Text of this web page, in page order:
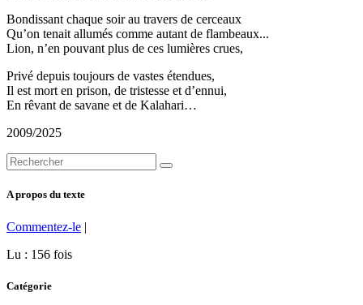
Bondissant chaque soir au travers de cerceaux
Qu’on tenait allumés comme autant de flambeaux...
Lion, n’en pouvant plus de ces lumières crues,
Privé depuis toujours de vastes étendues,
Il est mort en prison, de tristesse et d’ennui,
En rêvant de savane et de Kalahari…
2009/2025
A propos du texte
Commentez-le |
Lu : 156 fois
Catégorie